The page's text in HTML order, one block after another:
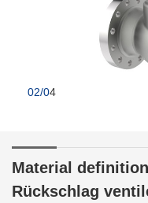
02/04
Material
Rückschlag